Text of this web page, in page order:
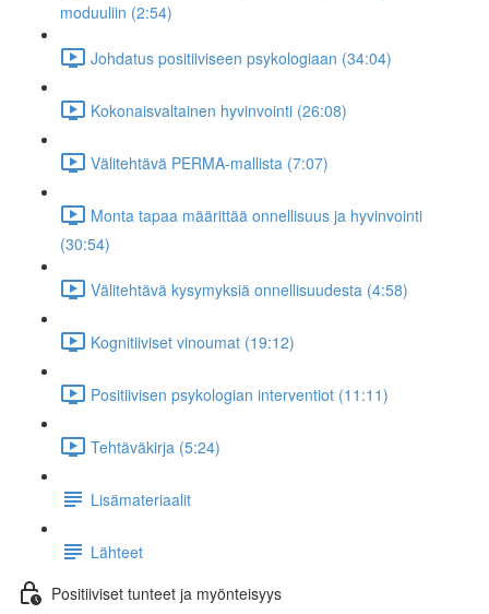
moduuliin (2:54)
Johdatus positiiviseen psykologiaan (34:04)
Kokonaisvaltainen hyvinvointi (26:08)
Välitehtävä PERMA-mallista (7:07)
Monta tapaa määrittää onnellisuus ja hyvinvointi
(30:54)
Välitehtävä kysymyksiä onnellisuudesta (4:58)
Kognitiiviset vinoumat (19:12)
Positiivisen psykologian interventiot (11:11)
Tehtäväkirja (5:24)
Lisämateriaalit
Lähteet
Positiiviset tunteet ja myönteisyys